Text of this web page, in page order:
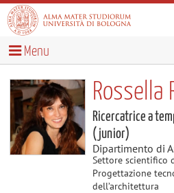
Menu
Rossella
Ricercatrice a
(junior)
Dipartimento di
Settore scientifico
Progettazione
dell’architettura